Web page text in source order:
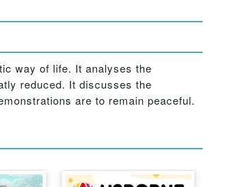
way of life. It analyses the
reduced. It discusses the
are to remain peaceful.